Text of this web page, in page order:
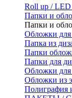
Roll up / LED
Папки и
Папки и
Обложки для
Папка из
Папки
Папки для
Обложки для
Обложки из
Полиграфия